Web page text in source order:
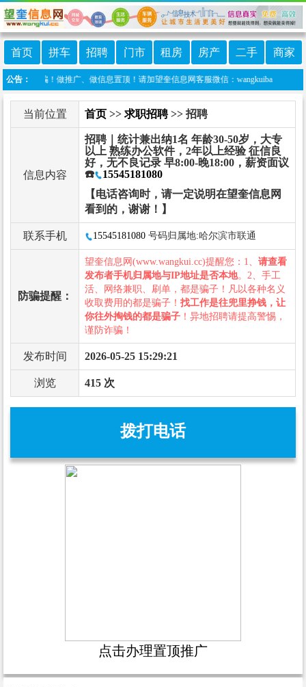
首页 拼车 招聘 门市 租房 房产 二手 商家
公告：
防诈骗！做推广、做信息置顶！请加望奎信息网客服微信：wangkuiba
当前位置 首页 >> 求职招聘>> 招聘
信息内容
招聘｜统计兼出纳1名 年龄30-50岁，大专
以上 熟练办公软件，2年以上经验 征信良
好，无不良记录 早8:00-晚18:00，薪资面议
☎️
15545181080
【电话咨询时，请一定说明在望奎信息网
看到的，谢谢！】
联系手机 15545181080 号码归属地:哈尔滨市联通
防骗提醒：
望奎信息网(www.wangkui.cc)提醒您：1、 请查看
发布者手机归属地与IP地址是否本地。2、手工
活、网络兼职、刷单，都是骗子！凡以各种名义
收取费用的都是骗子！ 找工作是往兜里挣钱，让
你往外掏钱的都是骗子 ！异地招聘请提高警惕，
谨防诈骗！
发布时间 2026-05-25 15:29:21
浏览 415 次
拨打电话
点击办理置顶推广